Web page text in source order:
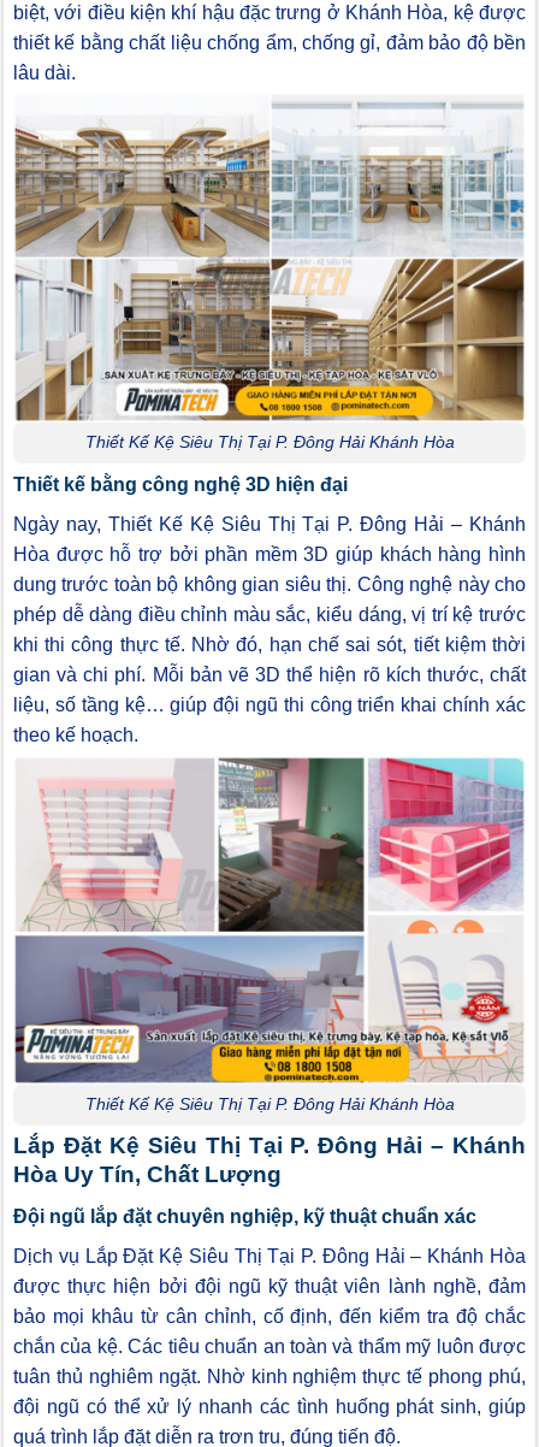
biệt, với điều kiện khí hậu đặc trưng ở Khánh Hòa, kệ được
thiết kế bằng chất liệu chống ẩm, chống gỉ, đảm bảo độ bền
lâu dài.
Thiết Kế Kệ Siêu Thị Tại P. Đông Hải Khánh Hòa
Thiết kế bằng công nghệ 3D hiện đại
Ngày nay, Thiết Kế Kệ Siêu Thị Tại P. Đông Hải – Khánh
Hòa được hỗ trợ bởi phần mềm 3D giúp khách hàng hình
dung trước toàn bộ không gian siêu thị. Công nghệ này cho
phép dễ dàng điều chỉnh màu sắc, kiểu dáng, vị trí kệ trước
khi thi công thực tế. Nhờ đó, hạn chế sai sót, tiết kiệm thời
gian và chi phí. Mỗi bản vẽ 3D thể hiện rõ kích thước, chất
liệu, số tầng kệ… giúp đội ngũ thi công triển khai chính xác
theo kế hoạch.
Thiết Kế Kệ Siêu Thị Tại P. Đông Hải Khánh Hòa
Lắp Đặt Kệ Siêu Thị Tại P. Đông Hải – Khánh
Hòa Uy Tín, Chất Lượng
Đội ngũ lắp đặt chuyên nghiệp, kỹ thuật chuẩn xác
Dịch vụ Lắp Đặt Kệ Siêu Thị Tại P. Đông Hải – Khánh Hòa
được thực hiện bởi đội ngũ kỹ thuật viên lành nghề, đảm
bảo mọi khâu từ cân chỉnh, cố định, đến kiểm tra độ chắc
chắn của kệ. Các tiêu chuẩn an toàn và thẩm mỹ luôn được
tuân thủ nghiêm ngặt. Nhờ kinh nghiệm thực tế phong phú,
đội ngũ có thể xử lý nhanh các tình huống phát sinh, giúp
quá trình lắp đặt diễn ra trơn tru, đúng tiến độ.